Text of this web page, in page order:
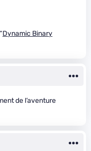
Dynamic Binary
de l’aventure